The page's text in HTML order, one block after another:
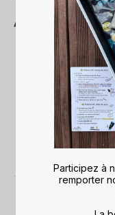
Avantages :
Voûte plantaire
les voûtes
Alignement du
stabilité et un
Chaleur et
mousse Evamic
et isolation
Participez à
remporter